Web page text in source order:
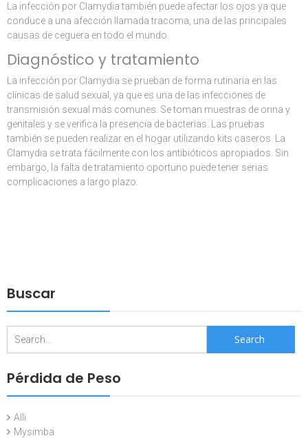
La infección por Clamydia también puede afectar los ojos ya que
conduce a una afección llamada tracoma, una de las principales
causas de ceguera en todo el mundo.
Diagnóstico y tratamiento
La infección por Clamydia se prueban de forma rutinaria en las
clínicas de salud sexual, ya que es una de las infecciones de
transmisión sexual más comunes. Se toman muestras de orina y
genitales y se verifica la presencia de bacterias. Las pruebas
también se pueden realizar en el hogar utilizando kits caseros. La
Clamydia se trata fácilmente con los antibióticos apropiados. Sin
embargo, la falta de tratamiento oportuno puede tener serias
complicaciones a largo plazo.
Buscar
for:
Pérdida de Peso
Alli
Mysimba